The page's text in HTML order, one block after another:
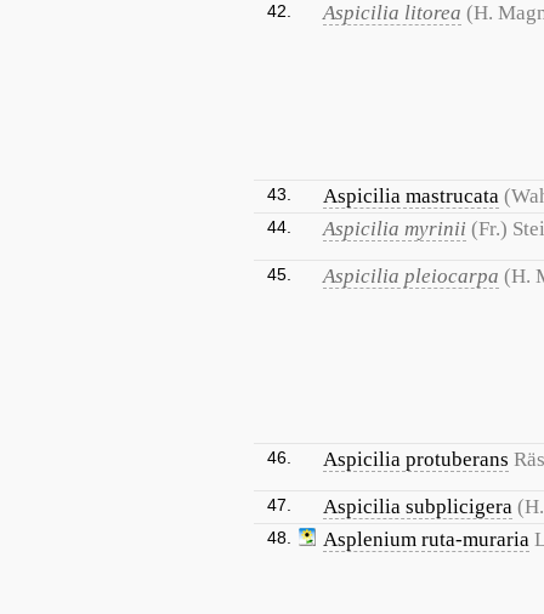
42. Aspicilia litorea (H.
43. Aspicilia mastrucata
44. Aspicilia myrinii (Fr.)
45. Aspicilia pleiocarpa (H.
46. Aspicilia protuberans
47. Aspicilia subplicigera
48. Asplenium ruta-muraria